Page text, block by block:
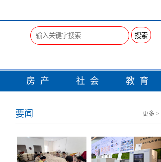
搜索
房产 社会 教育
要闻 更多 >